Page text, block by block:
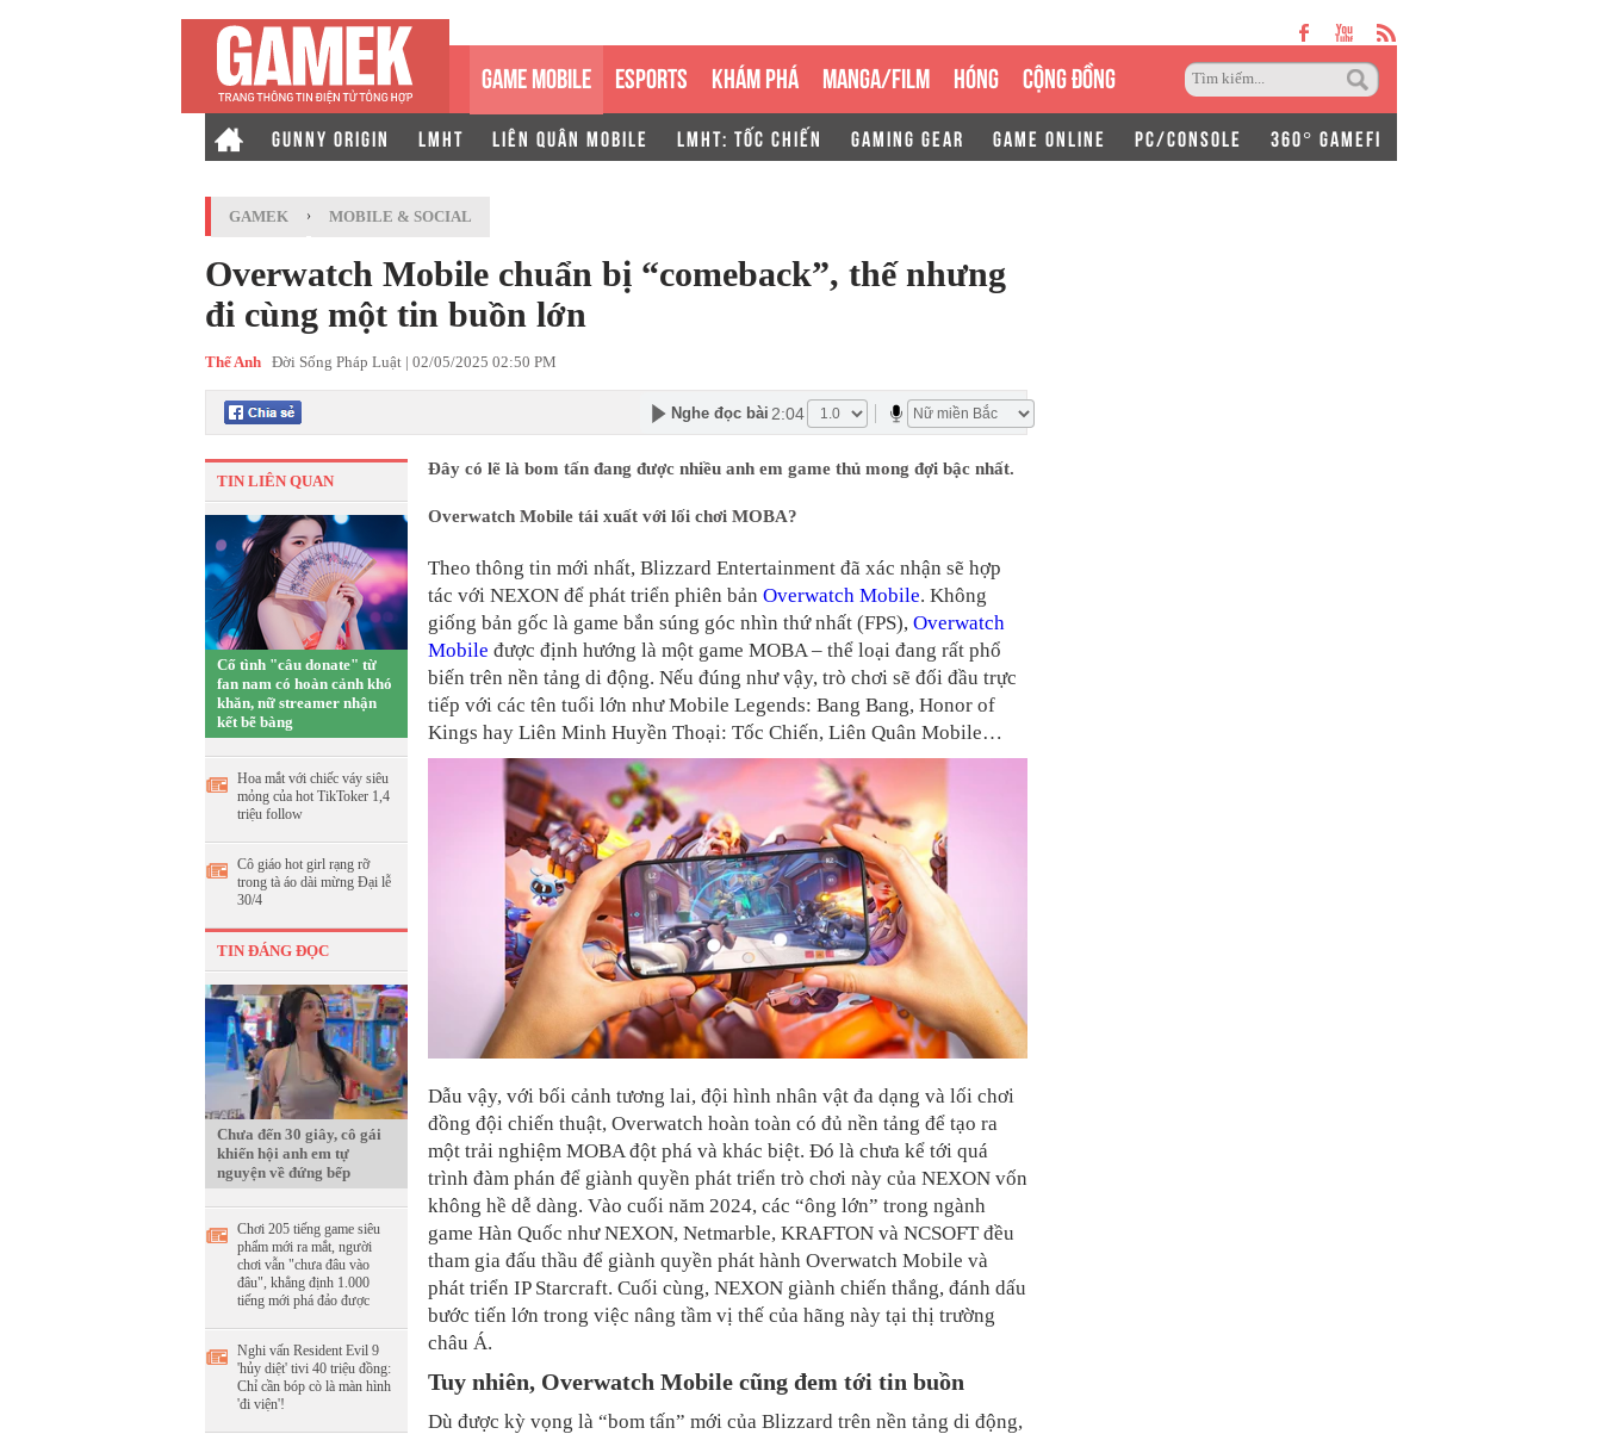
GAME MOBILE ESPORTS KHÁM PHÁ MANGA/FILM HÓNG CỘNG ĐỒNG
GUNNY ORIGIN LMHT LIÊN QUÂN MOBILE LMHT: TỐC CHIẾN GAMING GEAR GAME ONLINE PC/CONSOLE 360° GAMEFI
GAMEK › MOBILE & SOCIAL
Overwatch Mobile chuẩn bị “comeback”, thế nhưng
đi cùng một tin buồn lớn
Thế Anh Đời Sống Pháp Luật | 02/05/2025 02:50 PM
Nghe đọc bài 2:04
TIN LIÊN QUAN
Cố tình "câu donate" từ
fan nam có hoàn cảnh khó
khăn, nữ streamer nhận
kết bẽ bàng
Hoa mắt với chiếc váy siêu
mỏng của hot TikToker 1,4
triệu follow
Cô giáo hot girl rạng rỡ
trong tà áo dài mừng Đại lễ
30/4
TIN ĐÁNG ĐỌC
Chưa đến 30 giây, cô gái
khiến hội anh em tự
nguyện về đứng bếp
Chơi 205 tiếng game siêu
phẩm mới ra mắt, người
chơi vẫn "chưa đâu vào
đâu", khẳng định 1.000
tiếng mới phá đảo được
Nghi vấn Resident Evil 9
'hủy diệt' tivi 40 triệu đồng:
Chỉ cần bóp cò là màn hình
'đi viện'!
Đây có lẽ là bom tấn đang được nhiều anh em game thủ mong đợi bậc nhất.
Overwatch Mobile tái xuất với lối chơi MOBA?
Theo thông tin mới nhất, Blizzard Entertainment đã xác nhận sẽ hợp
tác với NEXON để phát triển phiên bản Overwatch Mobile. Không
giống bản gốc là game bắn súng góc nhìn thứ nhất (FPS), Overwatch
Mobile được định hướng là một game MOBA – thể loại đang rất phổ
biến trên nền tảng di động. Nếu đúng như vậy, trò chơi sẽ đối đầu trực
tiếp với các tên tuổi lớn như Mobile Legends: Bang Bang, Honor of
Kings hay Liên Minh Huyền Thoại: Tốc Chiến, Liên Quân Mobile…
Dẫu vậy, với bối cảnh tương lai, đội hình nhân vật đa dạng và lối chơi
đồng đội chiến thuật, Overwatch hoàn toàn có đủ nền tảng để tạo ra
một trải nghiệm MOBA đột phá và khác biệt. Đó là chưa kể tới quá
trình đàm phán để giành quyền phát triển trò chơi này của NEXON vốn
không hề dễ dàng. Vào cuối năm 2024, các “ông lớn” trong ngành
game Hàn Quốc như NEXON, Netmarble, KRAFTON và NCSOFT đều
tham gia đấu thầu để giành quyền phát hành Overwatch Mobile và
phát triển IP Starcraft. Cuối cùng, NEXON giành chiến thắng, đánh dấu
bước tiến lớn trong việc nâng tầm vị thế của hãng này tại thị trường
châu Á.
Tuy nhiên, Overwatch Mobile cũng đem tới tin buồn
Dù được kỳ vọng là “bom tấn” mới của Blizzard trên nền tảng di động,